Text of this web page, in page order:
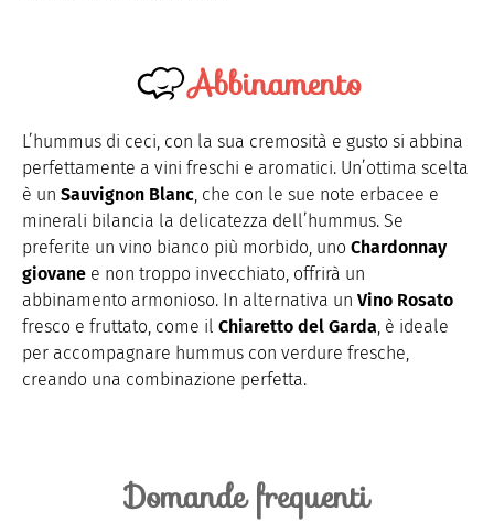
Abbinamento
L’hummus di ceci, con la sua cremosità e gusto si abbina
perfettamente a vini freschi e aromatici. Un’ottima scelta
è un Sauvignon Blanc , che con le sue note erbacee e
minerali bilancia la delicatezza dell’hummus. Se
preferite un vino bianco più morbido, uno Chardonnay
giovane e non troppo invecchiato, offrirà un
abbinamento armonioso. In alternativa un Vino Rosato
fresco e fruttato, come il Chiaretto del Garda , è ideale
per accompagnare hummus con verdure fresche,
creando una combinazione perfetta.
Domande frequenti